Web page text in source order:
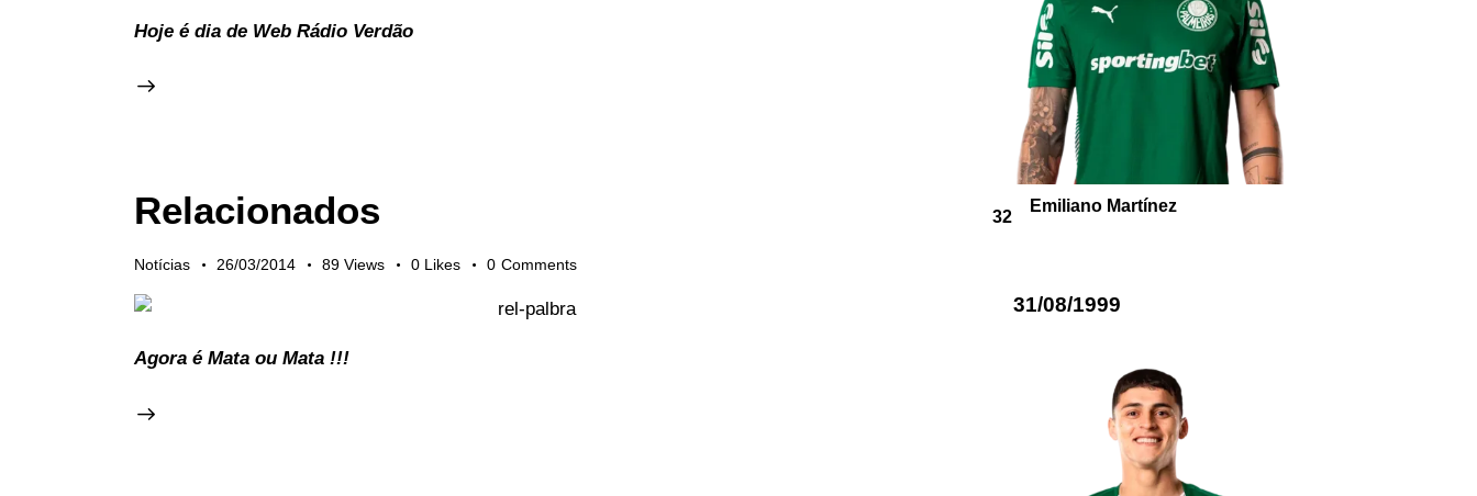
Hoje é dia de Web Rádio Verdão
Relacionados
Notícias 26/03/2014 89 Views 0 Likes 0 Comments
Agora é Mata ou Mata !!!
32
Emiliano Martínez
31/08/1999